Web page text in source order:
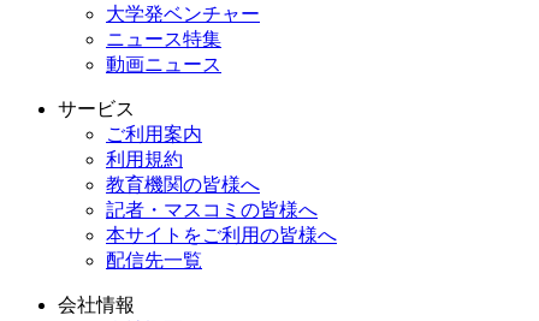
大学発ベンチャー
ニュース特集
動画ニュース
サービス
ご利用案内
利用規約
教育機関の皆様へ
記者・マスコミの皆様へ
本サイトをご利用の皆様へ
配信先一覧
会社情報